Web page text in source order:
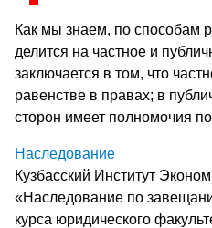
Как мы знаем, по способам
делится на частное и
заключается в том, что
равенстве в правах; в
сторон имеет полномочия
Наследование
Кузбасский Институт
«Наследование по
курса юридического